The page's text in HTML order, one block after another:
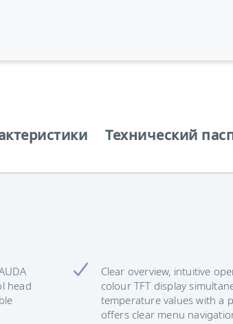
Технический
head
Clear overview, intuitive
colour TFT display
temperature values with a
offers clear menu